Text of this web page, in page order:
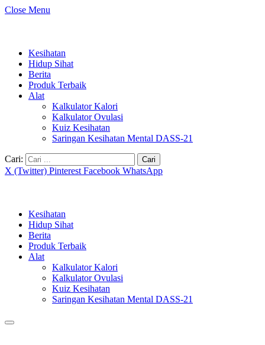
Close Menu
Kesihatan
Hidup Sihat
Berita
Produk Terbaik
Alat
Kalkulator Kalori
Kalkulator Ovulasi
Kuiz Kesihatan
Saringan Kesihatan Mental DASS-21
Cari:
X (Twitter) Pinterest Facebook WhatsApp
Kesihatan
Hidup Sihat
Berita
Produk Terbaik
Alat
Kalkulator Kalori
Kalkulator Ovulasi
Kuiz Kesihatan
Saringan Kesihatan Mental DASS-21